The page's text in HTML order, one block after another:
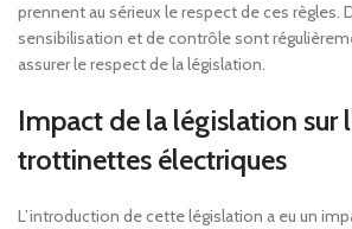
prennent au sérieux le respect de ces règles.
sensibilisation et de contrôle sont
assurer le respect de la législation.
Impact de la législation sur
trottinettes électriques
L’introduction de cette législation a eu un